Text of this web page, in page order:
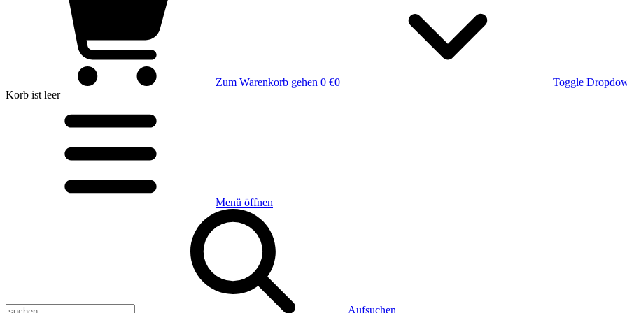
Zum Warenkorb gehen 0 €0
Toggle
Korb ist leer
Menü öffnen
Aufsuchen